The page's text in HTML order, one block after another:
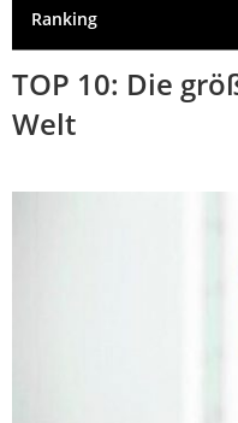
Ranking
TOP 10: Die
Welt